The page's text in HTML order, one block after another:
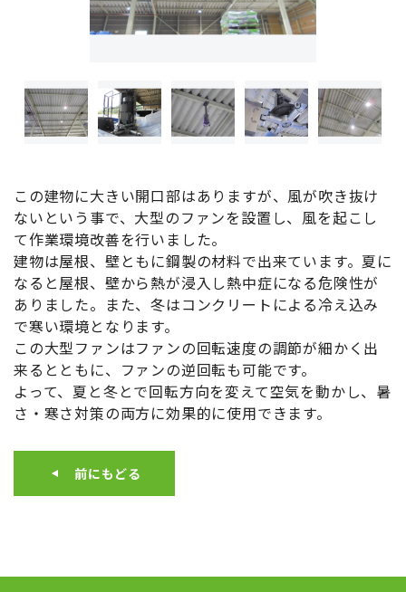
この建物に大きい開口部はありますが、風が吹き抜け
ないという事で、大型のファンを設置し、風を起こし
て作業環境改善を行いました。
建物は屋根、壁ともに鋼製の材料で出来ています。夏に
なると屋根、壁から熱が浸入し熱中症になる危険性が
ありました。また、冬はコンクリートによる冷え込み
で寒い環境となります。
この大型ファンはファンの回転速度の調節が細かく出
来るとともに、ファンの逆回転も可能です。
よって、夏と冬とで回転方向を変えて空気を動かし、暑
さ・寒さ対策の両方に効果的に使用できます。
前にもどる